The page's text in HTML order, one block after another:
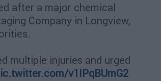
after a major chemical
Company in Longview,
multiple injuries and urged
v1IPqBUmG2